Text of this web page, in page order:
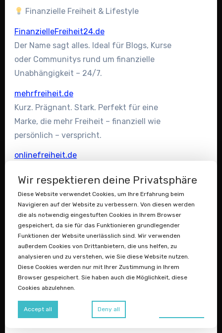
Finanzielle Freiheit & Lifestyle
FinanzielleFreiheit24.de
Der Name sagt alles. Ideal für Blogs, Kurse
oder Communitys rund um finanzielle
Unabhängigkeit – 24/7.
mehrfreiheit.de
Kurz. Prägnant. Stark. Perfekt für eine
Marke, die mehr Freiheit – finanziell wie
persönlich – verspricht.
onlinefreiheit.de
leben – diese Domain trifft den Nerv der
New-Work-Generation.
freiheitbewegt.de
Freiheit, die bewegt – emotional und
wörtlich. Top für Coaching, Podcasts oder
Motivations-Content.
digitalefreiheit.com
Digitale Assets, digitale Einnahmen,
digitales Leben. Die .com-Domain für den
internationalen Anspruch.
Wir respektieren deine Privatsphäre
Diese Website verwendet Cookies, um Ihre Erfahrung beim
Navigieren auf der Website zu verbessern. Von diesen werden
die als notwendig eingestuften Cookies in Ihrem Browser
gespeichert, da sie für das Funktionieren grundlegender
Funktionen der Website unerlässlich sind. Wir verwenden
außerdem Cookies von Drittanbietern, die uns helfen, zu
analysieren und zu verstehen, wie Sie diese Website nutzen.
Diese Cookies werden nur mit Ihrer Zustimmung in Ihrem
Browser gespeichert. Sie haben auch die Möglichkeit, diese
Cookies abzulehnen.
Accept all Deny all